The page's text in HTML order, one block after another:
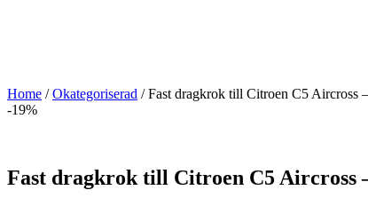
Home /Okategoriserad / Fast dragkrok till Citroen C5 Aircross
-19%
Fast dragkrok till Citroen C5 Aircross